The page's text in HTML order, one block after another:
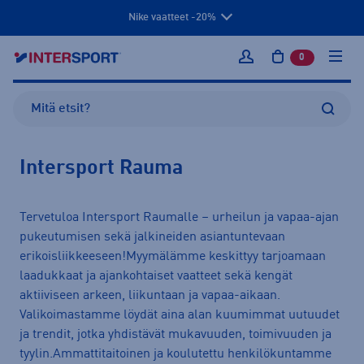
Nike vaatteet -20%
Kirjaudu sisään
0 tuotetta
Intersport Rauma
Tervetuloa Intersport Raumalle – urheilun ja vapaa-ajan
pukeutumisen sekä jalkineiden asiantuntevaan
erikoisliikkeeseen!Myymälämme keskittyy tarjoamaan
laadukkaat ja ajankohtaiset vaatteet sekä kengät
aktiiviseen arkeen, liikuntaan ja vapaa-aikaan.
Valikoimastamme löydät aina alan kuumimmat uutuudet
ja trendit, jotka yhdistävät mukavuuden, toimivuuden ja
tyylin.Ammattitaitoinen ja koulutettu henkilökuntamme